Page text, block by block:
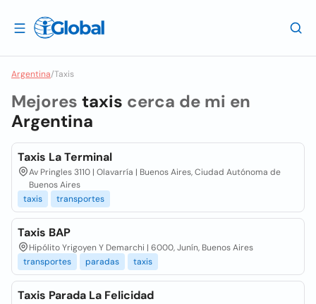
Argentina/Taxis
Mejores taxis cerca de mi en
Argentina
Taxis La Terminal
Av Pringles 3110 | Olavarría | Buenos Aires, Ciudad Autónoma de
Buenos Aires
taxis
transportes
Taxis BAP
Hipólito Yrigoyen Y Demarchi | 6000, Junín, Buenos Aires
transportes
paradas taxis
Taxis Parada La Felicidad